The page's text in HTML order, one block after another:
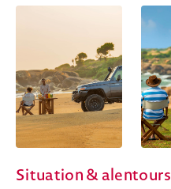
Situation & alentours